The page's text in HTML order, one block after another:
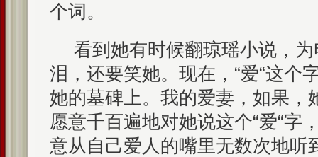
个词。
看到她有时候翻琼瑶小说，
泪，还要笑她。现在，“爱“这个
她的墓碑上。我的爱妻，如果，
愿意千百遍地对她说这个“爱“字
意从自己爱人的嘴里无数次地听